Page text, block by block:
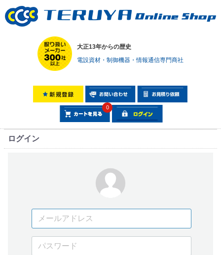
大正13年からの歴史
電設資材・制御機器・情報通信専門商社
0
ログイン